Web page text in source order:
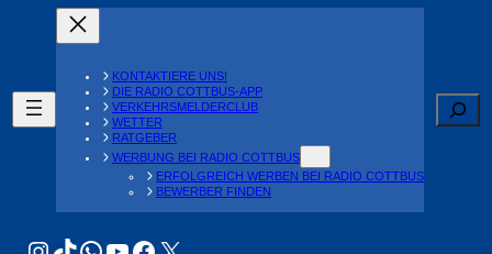
KONTAKTIERE UNS!
DIE RADIO COTTBUS-APP
VERKEHRSMELDERCLUB
WETTER
RATGEBER
WERBUNG BEI RADIO COTTBUS
ERFOLGREICH WERBEN BEI RADIO COTTBUS
BEWERBER FINDEN
Alle Liveblogs zeigen